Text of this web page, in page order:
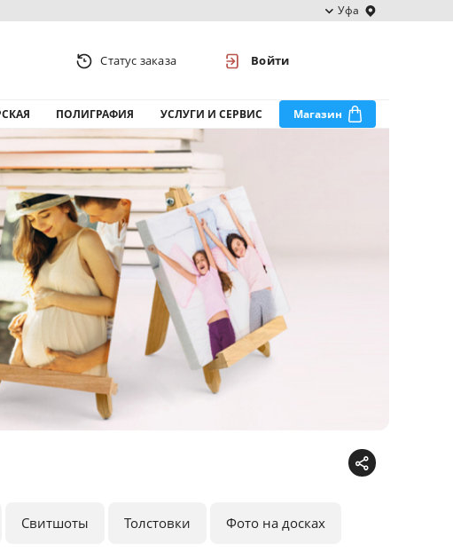
Уфа
Статус заказа Войти
ПОЛИГРАФИЯ УСЛУГИ И СЕРВИС Магазин
Свитшоты Толстовки Фото на досках